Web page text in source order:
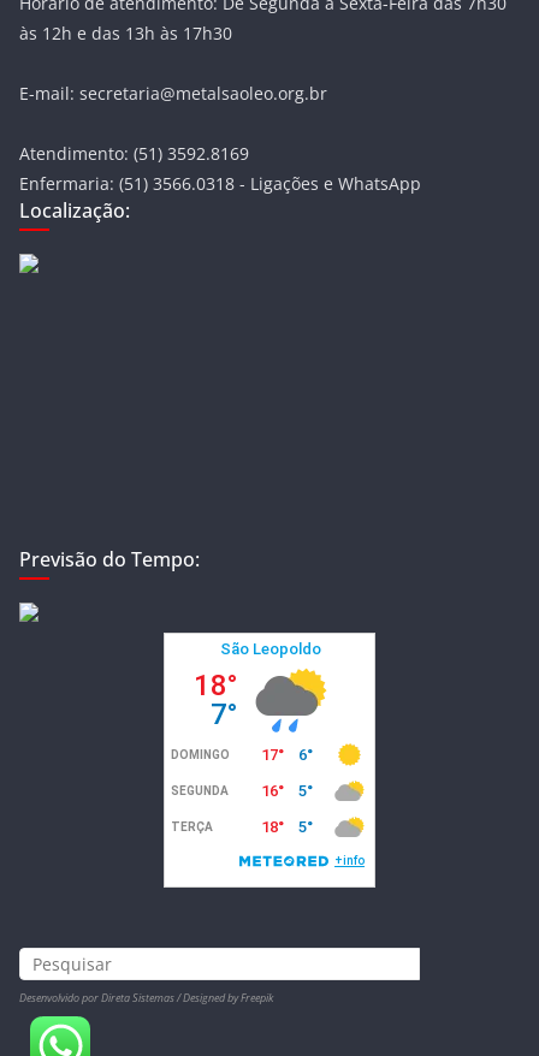
às 12h e das 13h às 17h30
E-mail: secretaria@metalsaoleo.org.br
Atendimento: (51) 3592.8169
Enfermaria: (51) 3566.0318 - Ligações e WhatsApp
Localização:
Previsão do Tempo:
Desenvolvido por Direta Sistemas /Designed by Freepik